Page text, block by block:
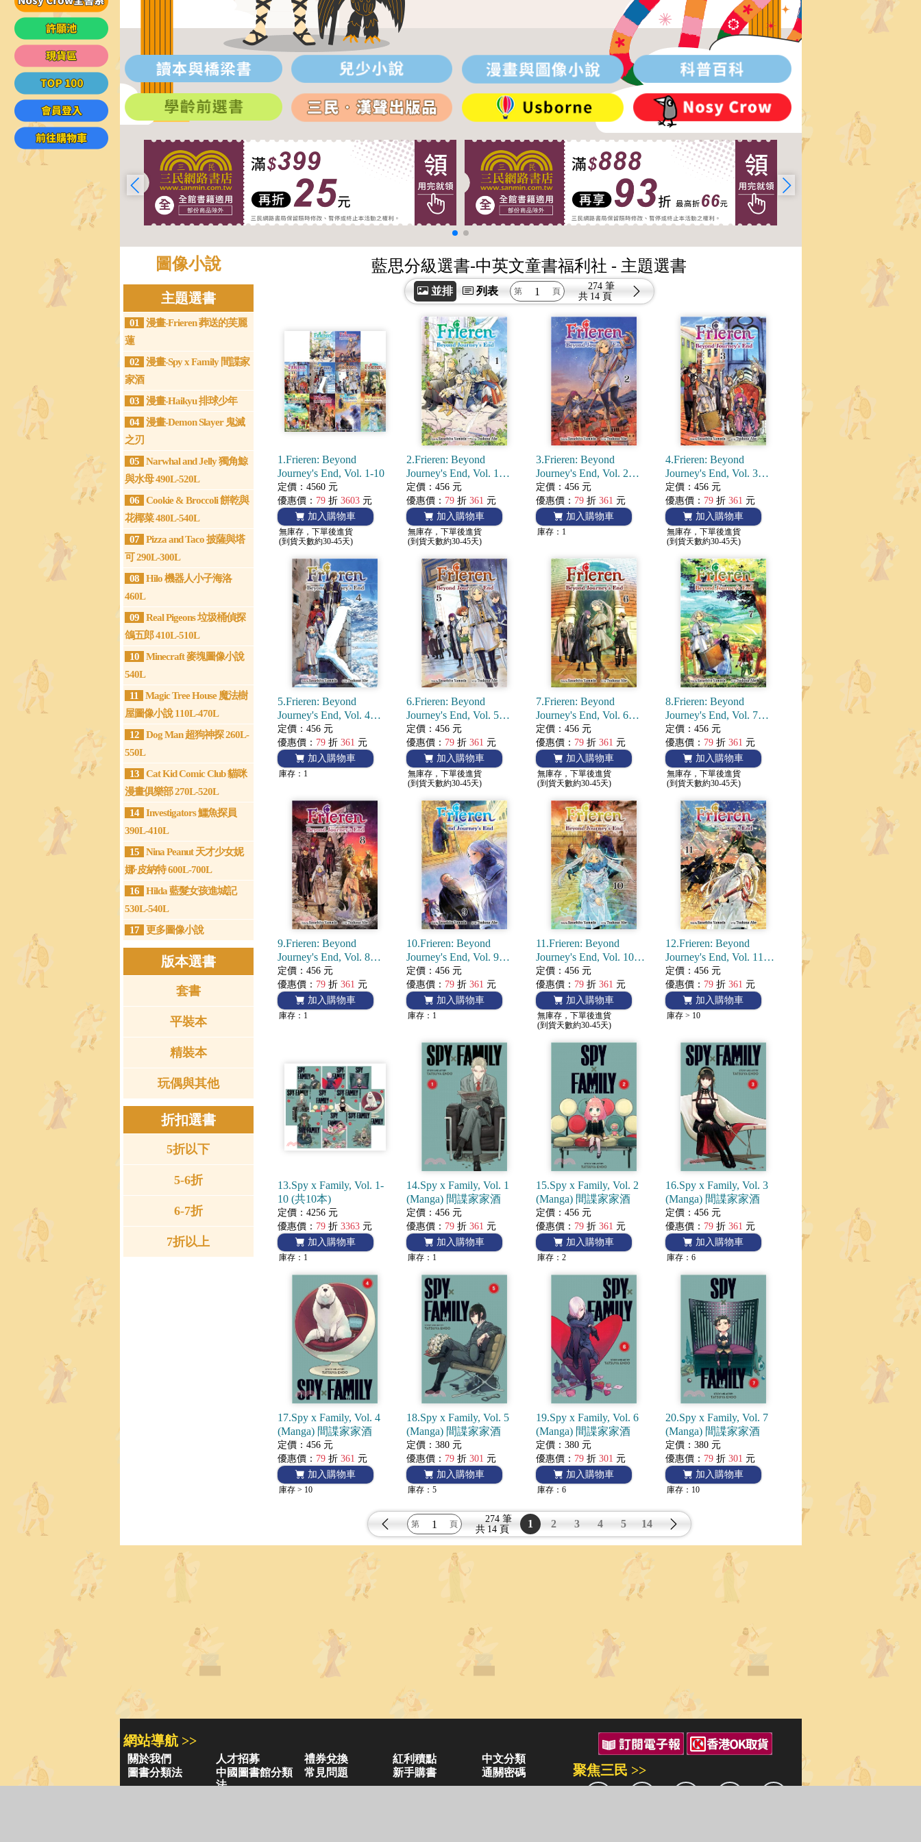
圖像小說
主題選書
01
漫畫-Frieren 葬送的芙麗
蓮
02
漫畫-Spy x Family 間諜家
家酒
03
漫畫-Haikyu 排球少年
04 漫畫-Demon Slayer 鬼滅
之刃
05
Narwhal and Jelly 獨角鯨
與水母 490L-520L
06
Cookie & Broccoli 餅乾與
花椰菜 480L-540L
07
Pizza and Taco 披薩與塔
可 290L-300L
08
Hilo 機器人小子海洛
460L
09
Real Pigeons 垃圾桶偵探
鴿五郎 410L-510L
10
Minecraft 麥塊圖像小說
540L
11
Magic Tree House 魔法樹
屋圖像小說 110L-470L
12
Dog Man 超狗神探 260L-
550L
13
Cat Kid Comic Club 貓咪
漫畫俱樂部 270L-520L
14 Investigators 鱷魚探員
390L-410L
15
Nina Peanut 天才少女妮
娜·皮納特 600L-700L
16
Hilda 藍髮女孩進城記
530L-540L
17
更多圖像小說
版本選書
套書
平裝本
精裝本
玩偶與其他
折扣選書
5折以下
5-6折
6-7折
7折以上
藍思分級選書-中英文童書福利社 - 主題選書
並排 列表 共
274 筆
14 頁
1.Frieren: Beyond
Journey's End, Vol. 1-10
定價：4560 元
優惠價： 79折 3603元
加入購物車
無庫存，下單後進貨
(到貨天數約30-45天)
2.Frieren: Beyond
Journey's End, Vol. 1
(Manga) 葬送的芙莉蓮
定價：456 元
優惠價： 79 折361 元
加入購物車
無庫存，下單後進貨
(到貨天數約30-45天)
3.Frieren: Beyond
Journey's End, Vol. 2
(Manga) 葬送的芙莉蓮
定價：456 元
優惠價： 79 折 361 元
加入購物車
庫存：1
4.Frieren: Beyond
Journey's End, Vol. 3
(Manga) 葬送的芙莉蓮
定價：456 元
優惠價： 79折 361 元
加入購物車
無庫存，下單後進貨
(到貨天數約30-45天)
5.Frieren: Beyond
Journey's End, Vol. 4
(Manga) 葬送的芙莉蓮
定價：456 元
優惠價： 79折 361 元
加入購物車
庫存：1
6.Frieren: Beyond
Journey's End, Vol. 5
(Manga) 葬送的芙莉蓮
定價：456 元
優惠價： 79 折361 元
加入購物車
無庫存，下單後進貨
(到貨天數約30-45天)
7.Frieren: Beyond
Journey's End, Vol. 6
(Manga) 葬送的芙莉蓮
定價：456 元
優惠價： 79 折 361 元
加入購物車
無庫存，下單後進貨
(到貨天數約30-45天)
8.Frieren: Beyond
Journey's End, Vol. 7
(Manga) 葬送的芙莉蓮
定價：456 元
優惠價： 79折 361 元
加入購物車
無庫存，下單後進貨
(到貨天數約30-45天)
9.Frieren: Beyond
Journey's End, Vol. 8
(Manga) 葬送的芙莉蓮
定價：456 元
優惠價： 79折 361 元
加入購物車
庫存：1
10.Frieren: Beyond
Journey's End, Vol. 9
(Manga) 葬送的芙莉蓮
定價：456 元
優惠價： 79 折361 元
加入購物車
庫存：1
11.Frieren: Beyond
Journey's End, Vol. 10
(Manga) 葬送的芙莉蓮
定價：456 元
優惠價： 79 折 361 元
加入購物車
無庫存，下單後進貨
(到貨天數約30-45天)
12.Frieren: Beyond
Journey's End, Vol. 11
(Manga) 葬送的芙莉蓮
定價：456 元
優惠價： 79折 361 元
加入購物車
庫存 > 10
13.Spy x Family, Vol. 1-
10 (共10本)
定價：4256 元
優惠價： 79折 3363元
加入購物車
庫存：1
14.Spy x Family, Vol. 1
(Manga) 間諜家家酒
定價：456 元
優惠價： 79 折361 元
加入購物車
庫存：1
15.Spy x Family, Vol. 2
(Manga) 間諜家家酒
定價：456 元
優惠價： 79 折 361 元
加入購物車
庫存：2
16.Spy x Family, Vol. 3
(Manga) 間諜家家酒
定價：456 元
優惠價： 79折 361 元
加入購物車
庫存：6
17.Spy x Family, Vol. 4
(Manga) 間諜家家酒
定價：456 元
優惠價： 79折 361 元
加入購物車
庫存 > 10
18.Spy x Family, Vol. 5
(Manga) 間諜家家酒
定價：380 元
優惠價： 79 折301 元
加入購物車
庫存：5
19.Spy x Family, Vol. 6
(Manga) 間諜家家酒
定價：380 元
優惠價： 79 折 301 元
加入購物車
庫存：6
20.Spy x Family, Vol. 7
(Manga) 間諜家家酒
定價：380 元
優惠價： 79折 301 元
加入購物車
庫存：10
共
274 筆
14 頁
1 2 3 4 5 14
網站導航 >>
關於我們 人才招募 禮券兌換 紅利積點
中文分類
圖書分類法
中國圖書館分類
法
常見問題 新手購書 通關密碼 聚焦三民 >>